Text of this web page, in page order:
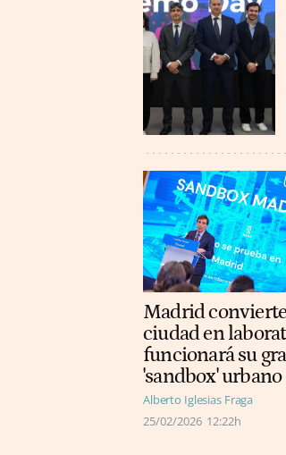
Madrid
ciudad en
funcionará su
'sandbox' urbano
Alberto Iglesias Fraga
25/02/2026 12:22h